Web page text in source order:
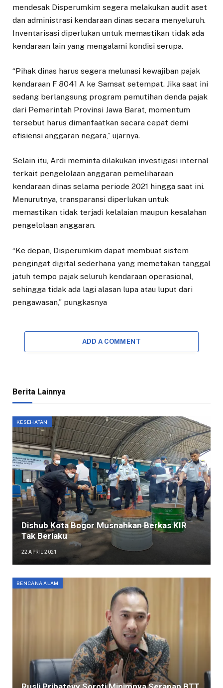
mendesak Disperumkim segera melakukan audit aset
dan administrasi kendaraan dinas secara menyeluruh.
Inventarisasi diperlukan untuk memastikan tidak ada
kendaraan lain yang mengalami kondisi serupa.
“Pihak dinas harus segera melunasi kewajiban pajak
kendaraan F 8041 A ke Samsat setempat. Jika saat ini
sedang berlangsung program pemutihan denda pajak
dari Pemerintah Provinsi Jawa Barat, momentum
tersebut harus dimanfaatkan secara cepat demi
efisiensi anggaran negara,” ujarnya.
Selain itu, Ardi meminta dilakukan investigasi internal
terkait pengelolaan anggaran pemeliharaan
kendaraan dinas selama periode 2021 hingga saat ini.
Menurutnya, transparansi diperlukan untuk
memastikan tidak terjadi kelalaian maupun kesalahan
pengelolaan anggaran.
“Ke depan, Disperumkim dapat membuat sistem
pengingat digital sederhana yang memetakan tanggal
jatuh tempo pajak seluruh kendaraan operasional,
sehingga tidak ada lagi alasan lupa atau luput dari
pengawasan,” pungkasnya
ADD A COMMENT
Berita Lainnya
KESEHATAN
Dishub Kota Bogor Musnahkan Berkas KIR
Tak Berlaku
22 APRIL 2021
BENCANA ALAM